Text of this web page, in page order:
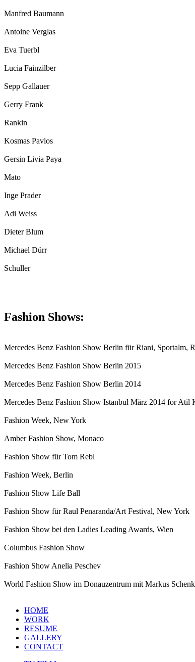
Manfred Baumann
Antoine Verglas
Eva Tuerbl
Lucia Fainzilber
Sepp Gallauer
Gerry Frank
Rankin
Kosmas Pavlos
Gersin Livia Paya
Mato
Inge Prader
Adi Weiss
Dieter Blum
Michael Dürr
Schuller
Fashion Shows:
Mercedes Benz Fashion Show Berlin für Riani, Sportalm,
Mercedes Benz Fashion Show Berlin 2015
Mercedes Benz Fashion Show Berlin 2014
Mercedes Benz Fashion Show Istanbul März 2014 for Atil
Fashion Week, New York
Amber Fashion Show, Monaco
Fashion Show für Tom Rebl
Fashion Week, Berlin
Fashion Show Life Ball
Fashion Show für Raul Penaranda/Art Festival, New York
Fashion Show bei den Ladies Leading Awards, Wien
Columbus Fashion Show
Fashion Show Anelia Peschev
World Fashion Show im Donauzentrum mit Markus
HOME
WORK
RESUME
GALLERY
CONTACT